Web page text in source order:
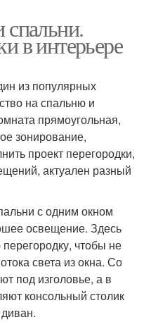
спальни.
в интерьере
из популярных
на спальню и
прямоугольная,
зонирование,
проект перегородки,
актуален разный
с одним окном
освещение. Здесь
чтобы не
света из окна. Со
под изголовье, а в
консольный столик